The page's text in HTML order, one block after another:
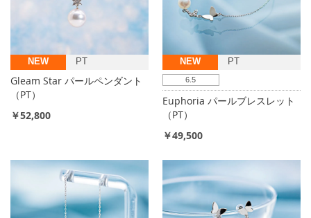
NEW PT
Gleam Star パールペンダント
（PT）
￥52,800
NEW PT
6.5
Euphoria パールブレスレット
（PT）
￥49,500